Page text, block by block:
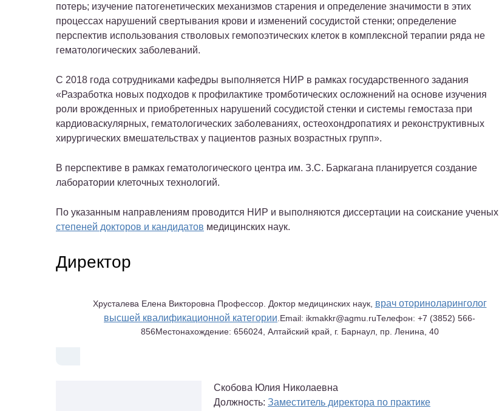
потерь; изучение патогенетических механизмов старения и определение значимости в этих
процессах нарушений свертывания крови и изменений сосудистой стенки; определение
перспектив использования стволовых гемопоэтических клеток в комплексной терапии ряда не
гематологических заболеваний.
С 2018 года сотрудниками кафедры выполняется НИР в рамках государственного задания
«Разработка новых подходов к профилактике тромботических осложнений на основе изучения
роли врожденных и приобретенных нарушений сосудистой стенки и системы гемостаза при
кардиоваскулярных, гематологических заболеваниях, остеохондропатиях и реконструктивных
хирургических вмешательствах у пациентов разных возрастных групп».
В перспективе в рамках гематологического центра им. З.С. Баркагана планируется создание
лаборатории клеточных технологий.
По указанным направлениям проводится НИР и выполняются диссертации на соискание ученых
степеней докторов и кандидатов медицинских наук.
Директор
Хрусталева Елена Викторовна Профессор. Доктор медицинских наук, врач оториноларинголог
высшей квалификационной категории.Email: ikmakkr@agmu.ruТелефон: +7 (3852) 566-
856Местонахождение: 656024, Алтайский край, г. Барнаул, пр. Ленина, 40
Скобова Юлия Николаевна
Должность: Заместитель директора по практике